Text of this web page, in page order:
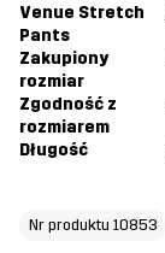
Venue Stretch
Pants
Zakupiony
rozmiar
Zgodność z
rozmiarem
Długość
Nr produktu 10853